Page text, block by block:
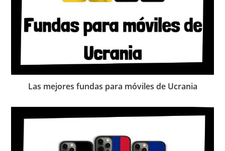
Las mejores fundas para móviles de Ucrania